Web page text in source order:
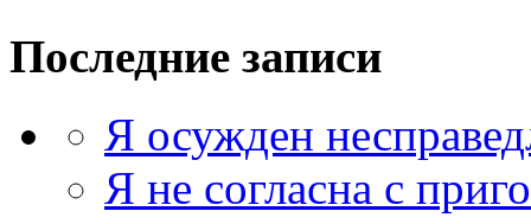
Последние записи
Я осужден
Я не согласна с